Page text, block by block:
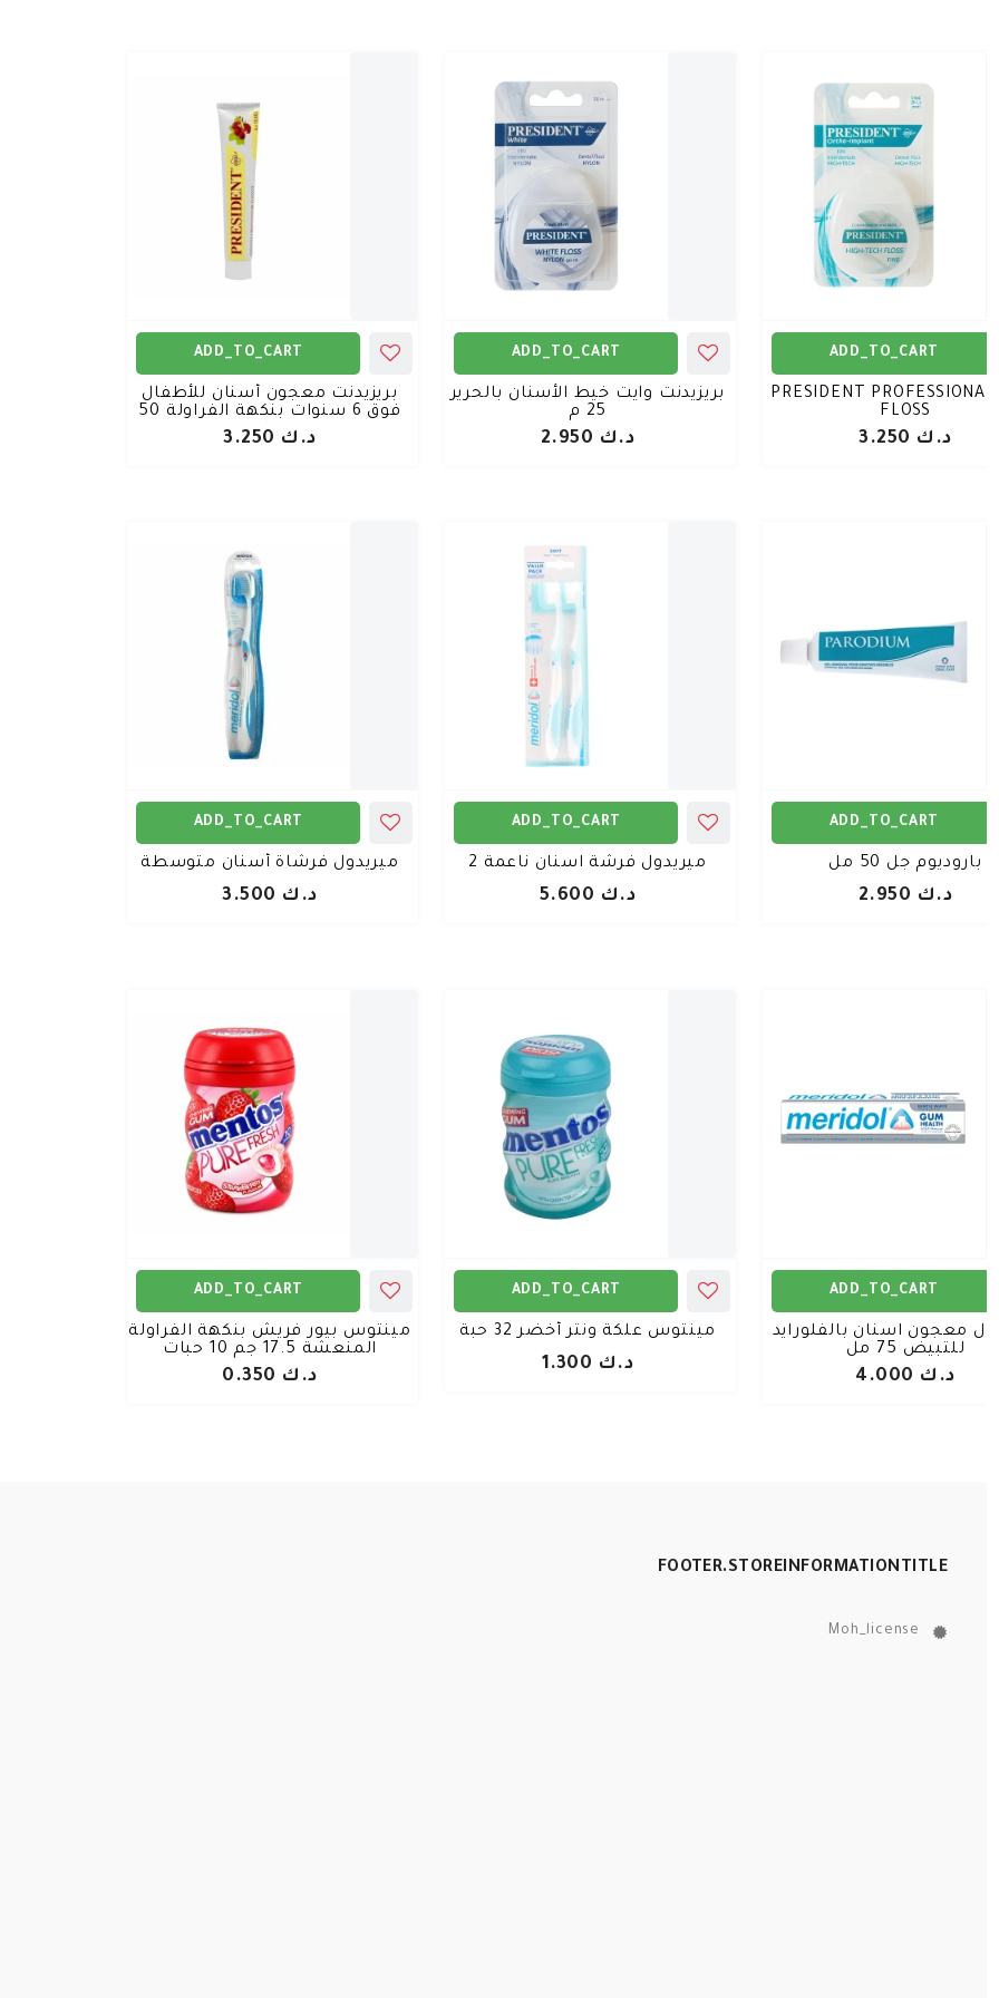
ADD_TO_CART
PRESIDENT PROFESSIONAL
FLOSS
د.ك 3.250
ADD_TO_CART
بريزيدنت وايت خيط الأسنان بالحرير
25 م
د.ك 2.950
ADD_TO_CART
بريزيدنت معجون أسنان للأطفال
فوق 6 سنوات بنكهة الفراولة 50
مل د.ك 3.250
ADD_TO_CART
باروديوم جل 50 مل
د.ك 2.950
ADD_TO_CART
ميريدول فرشة اسنان ناعمة 2
د.ك 5.600
ADD_TO_CART
ميريدول فرشاة أسنان متوسطة
د.ك 3.500
ADD_TO_CART
معجون اسنان بالفلورايد
للتبيض 75 مل
د.ك 4.000
ADD_TO_CART
مينتوس علكة ونتر أخضر 32 حبة
د.ك 1.300
ADD_TO_CART
مينتوس بيور فريش بنكهة الفراولة
المنعشة 17.5 جم 10 حبات
د.ك 0.350
FOOTER.STOREINFORMATIONTITLE
Moh_license